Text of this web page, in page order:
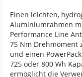
Einen leichten,
Aluminiumrahmen
Performance Line
75 Nm Drehmoment
und einen
725 oder 800 Wh
ermöglicht die